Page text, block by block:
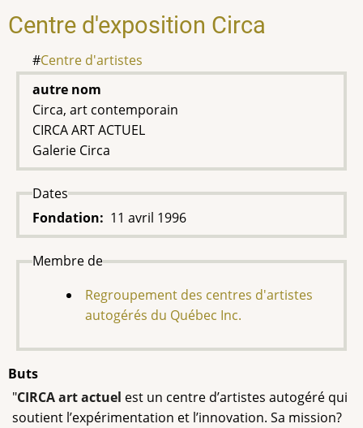
Centre d'exposition Circa
Centre d'artistes
autre nom
Circa, art contemporain
CIRCA ART ACTUEL
Galerie Circa
Dates
Fondation
11 avril 1996
Membre de
Regroupement des centres d'artistes
autogérés du Québec Inc.
Buts
"CIRCA art actuel est un centre d’artistes autogéré qui
soutient l’expérimentation et l’innovation. Sa mission?